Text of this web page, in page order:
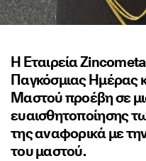
Η Εταιρεία
Παγκόσμιας Ημέρας
Μαστού προέβη σε
ευαισθητοποίησης
της αναφορικά με
του μαστού.